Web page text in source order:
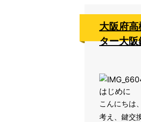
大阪府
ター大阪
はじめに
こんにちは
考え、鍵交